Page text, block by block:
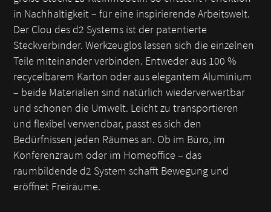
in Nachhaltigkeit – für eine inspirierende Arbeitswelt.
Der Clou des d2 Systems ist der patentierte
Steckverbinder. Werkzeuglos lassen sich die einzelnen
Teile miteinander verbinden. Entweder aus 100 %
recycelbarem Karton oder aus elegantem Aluminium
– beide Materialien sind natürlich wiederverwertbar
und schonen die Umwelt. Leicht zu transportieren
und flexibel verwendbar, passt es sich den
Bedürfnissen jeden Räumes an. Ob im Büro, im
Konferenzraum oder im Homeoffice – das
raumbildende d2 System schafft Bewegung und
eröffnet Freiräume.